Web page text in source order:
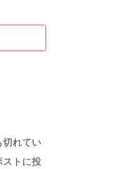
切れてい
ストに投